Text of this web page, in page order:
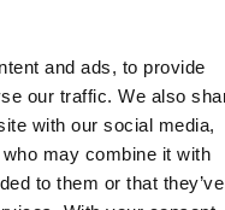
and ads, to provide
our traffic. We also
with our social media,
may combine it with
to them or that they’ve
Knit Boat Shoe |